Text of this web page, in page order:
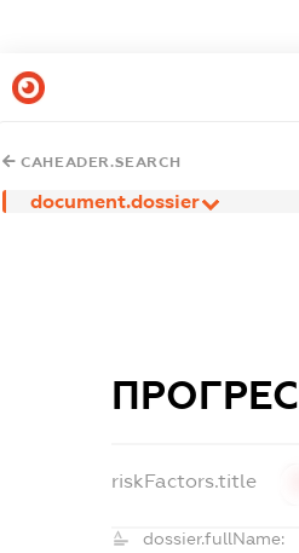
CAHEADER.SEARCH
document.dossier
ПРОГРЕС
riskFactors.title
dossier.fullName: